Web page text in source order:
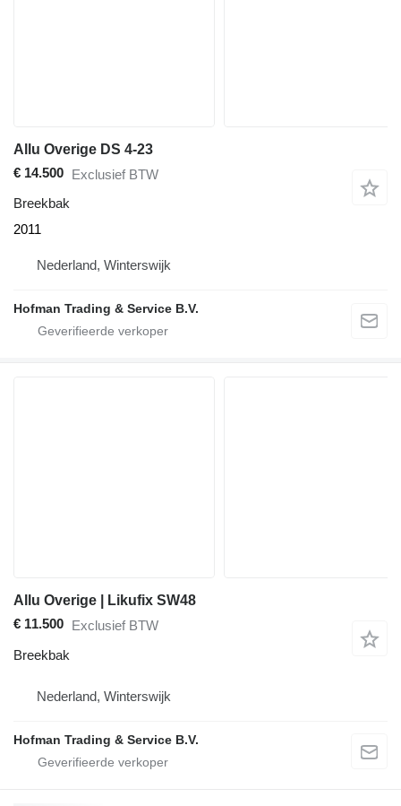
Allu Overige DS 4-23
€ 14.500 Exclusief BTW
Breekbak
2011
Nederland, Winterswijk
Hofman Trading & Service B.V.
Allu Overige | Likufix SW48
€ 11.500 Exclusief BTW
Breekbak
Nederland, Winterswijk
Hofman Trading & Service B.V.